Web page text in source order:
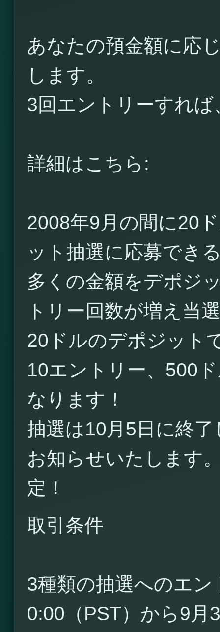
あなたの預金額に応
します。
3回エントリーすれ
詳細はこちら:
2008年9月の間に20
ット抽選に応募でき
多くの金額をデポジ
トリー回数が増え当
20ドルのデポジット
10エントリー、500
なります！
抽選は10月5日に終
お知らせいたします
定！
取引条件
3種類の抽選へのエ
0:00（PST）から9月